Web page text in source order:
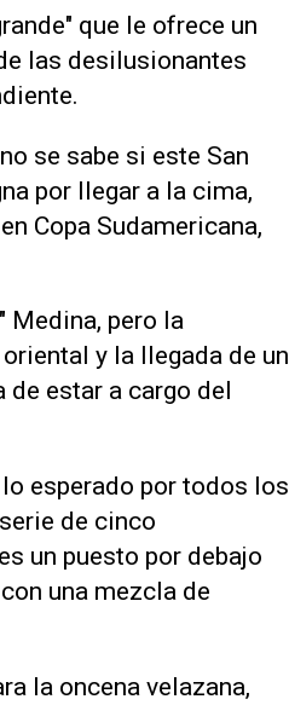
que le ofrece un
las desilusionantes
se sabe si este San
por llegar a la cima,
Copa Sudamericana,
Medina, pero la
y la llegada de un
de estar a cargo del
esperado por todos los
de cinco
un puesto por debajo
una mezcla de
la oncena velazana,